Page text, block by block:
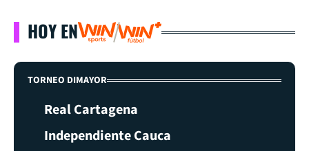
HOY EN
TORNEO DIMAYOR
Real Cartagena
Independiente Cauca